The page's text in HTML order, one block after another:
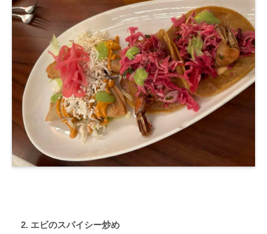
2. エビのスパイシー炒め